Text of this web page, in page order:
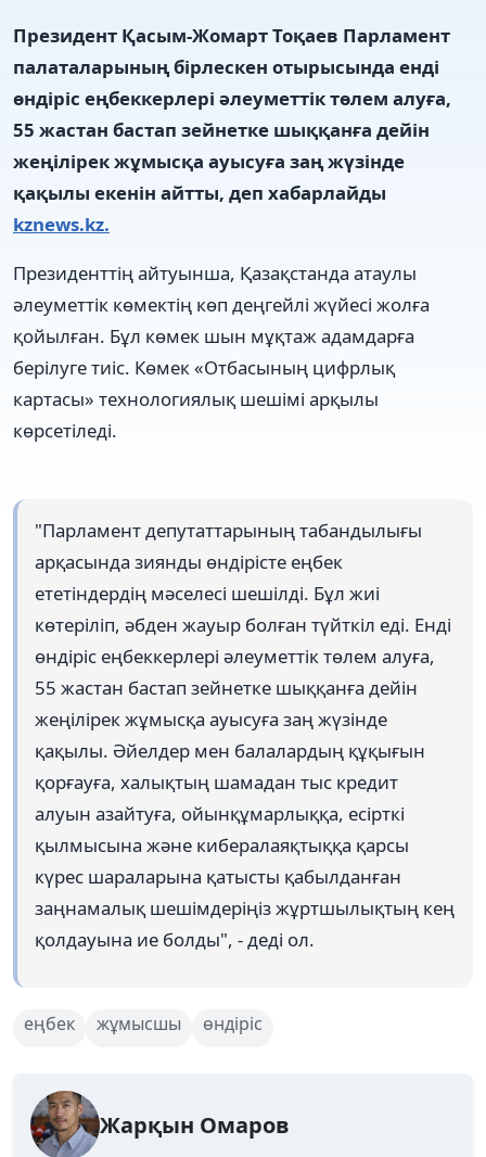
Президент Қасым-Жомарт Тоқаев Парламент
палаталарының бірлескен отырысында енді
өндіріс еңбеккерлері әлеуметтік төлем алуға,
55 жастан бастап зейнетке шыққанға дейін
жеңілірек жұмысқа ауысуға заң жүзінде
қақылы екенін айтты, деп хабарлайды
kznews.kz.
Президенттің айтуынша, Қазақстанда атаулы
әлеуметтік көмектің көп деңгейлі жүйесі жолға
қойылған. Бұл көмек шын мұқтаж адамдарға
берілуге тиіс. Көмек «Отбасының цифрлық
картасы» технологиялық шешімі арқылы
көрсетіледі.
"Парламент депутаттарының табандылығы
арқасында зиянды өндірісте еңбек
ететіндердің мәселесі шешілді. Бұл жиі
көтеріліп, әбден жауыр болған түйткіл еді. Енді
өндіріс еңбеккерлері әлеуметтік төлем алуға,
55 жастан бастап зейнетке шыққанға дейін
жеңілірек жұмысқа ауысуға заң жүзінде
қақылы. Әйелдер мен балалардың құқығын
қорғауға, халықтың шамадан тыс кредит
алуын азайтуға, ойынқұмарлыққа, есірткі
қылмысына және кибералаяқтыққа қарсы
күрес шараларына қатысты қабылданған
заңнамалық шешімдеріңіз жұртшылықтың кең
қолдауына ие болды", - деді ол.
еңбек жұмысшы өндіріс
Жарқын Омаров